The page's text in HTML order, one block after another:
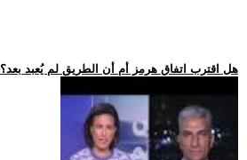
.. هل اقترب اتفاق هرمز أم أن الطريق لم يُعبد بعد؟